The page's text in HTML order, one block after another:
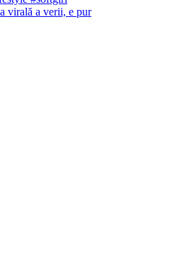
virală a verii, e pur